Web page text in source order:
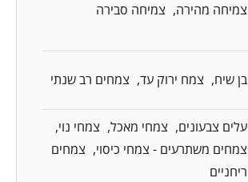
צמיחה מהירה צמיחה סבירה
בן שיח צמח ירוק עד צמחים רב שנתי
עלים צבעונים צמחי מאכל
צמחי נוי
צמחים משתרעים - צמחי כיסוי
צמחים
ריחניים